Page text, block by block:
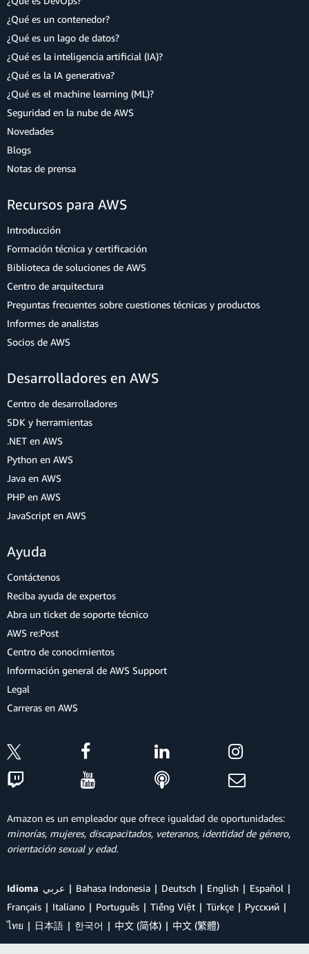
¿Qué es un contenedor?
¿Qué es un lago de datos?
¿Qué es la inteligencia artificial (IA)?
¿Qué es la IA generativa?
¿Qué es el machine learning (ML)?
Seguridad en la nube de AWS
Novedades
Blogs
Notas de prensa
Recursos para AWS
Introducción
Formación técnica y certificación
Biblioteca de soluciones de AWS
Centro de arquitectura
Preguntas frecuentes sobre cuestiones técnicas y productos
Informes de analistas
Socios de AWS
Desarrolladores en AWS
Centro de desarrolladores
SDK y herramientas
.NET en AWS
Python en AWS
Java en AWS
PHP en AWS
JavaScript en AWS
Ayuda
Contáctenos
Reciba ayuda de expertos
Abra un ticket de soporte técnico
AWS re:Post
Centro de conocimientos
Información general de AWS Support
Legal
Carreras en AWS
Amazon es un empleador que ofrece igualdad de oportunidades:
minorías, mujeres, discapacitados, veteranos, identidad de género,
orientación sexual y edad.
Idioma عربي Bahasa Indonesia Deutsch English
Español
Français
Italiano Português Tiếng Việt Türkçe
Ρусский
ไทย
日本語 한국어 中文 (简体) 中文 (繁體)